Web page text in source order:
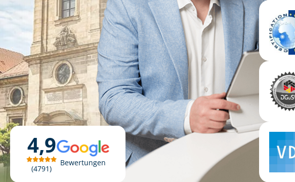
4,9
4791
Bewertungen